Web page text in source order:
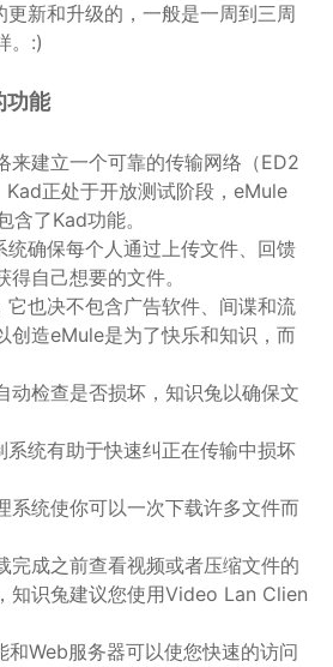
新和升级的，一般是一周到三周
。:)
功能
来建立一个可靠的传输网络（ED2
Kad正处于开放测试阶段，eMule
了Kad功能。
确保每个人通过上传文件、回馈
自己想要的文件。
也决不包含广告软件、间谍和流
创造eMule是为了快乐和知识，而
动检查是否损坏，知识兔以确保文
统有助于快速纠正在传输中损坏
系统使你可以一次下载许多文件而
完成之前查看视频或者压缩文件的
知识兔建议您使用Video Lan Clien
和Web服务器可以使您快速的访问